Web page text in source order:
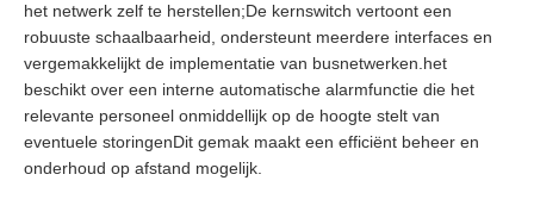
het netwerk zelf te herstellen;De kernswitch vertoont een
robuuste schaalbaarheid, ondersteunt meerdere interfaces en
vergemakkelijkt de implementatie van busnetwerken.het
beschikt over een interne automatische alarmfunctie die het
relevante personeel onmiddellijk op de hoogte stelt van
eventuele storingenDit gemak maakt een efficiënt beheer en
onderhoud op afstand mogelijk.